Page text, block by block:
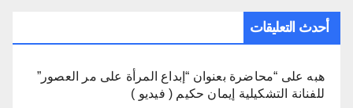
أحدث التعليقات
هبه على “محاضرة بعنوان “إبداع المرأة على مر العصور”
للفنانة التشكيلية إيمان حكيم ( فيديو )